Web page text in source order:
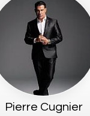
Pierre Cugnier